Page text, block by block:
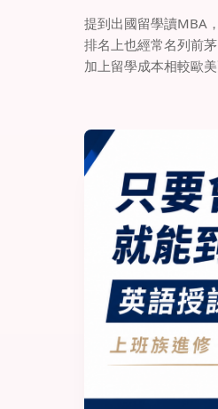
提到出國留學讀MBA
排名上也經常名列前
加上留學成本相較歐